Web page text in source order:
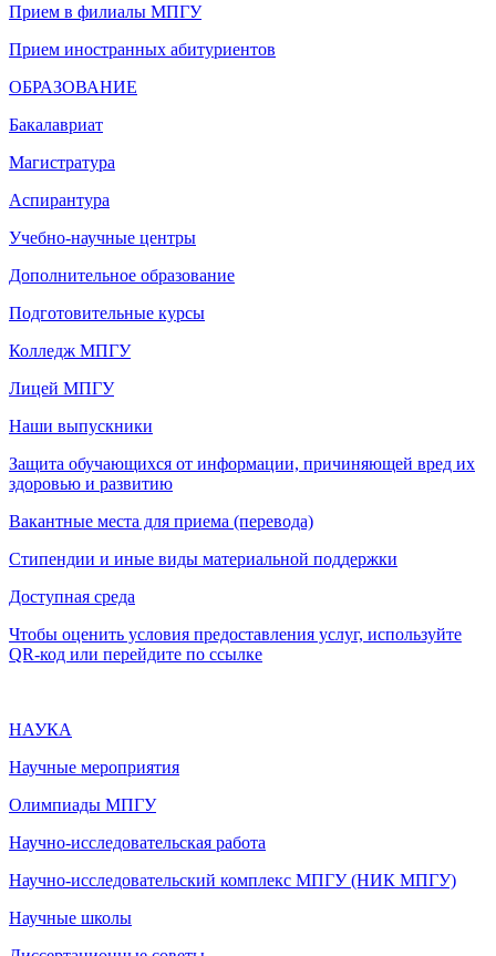
Прием в филиалы МПГУ
Прием иностранных абитуриентов
ОБРАЗОВАНИЕ
Бакалавриат
Магистратура
Аспирантура
Учебно-научные центры
Дополнительное образование
Подготовительные курсы
Колледж МПГУ
Лицей МПГУ
Наши выпускники
Защита обучающихся от информации, причиняющей вред их
здоровью и развитию
Вакантные места для приема (перевода)
Стипендии и иные виды материальной поддержки
Доступная среда
Чтобы оценить условия предоставления услуг, используйте
QR-код или перейдите по ссылке
НАУКА
Научные мероприятия
Олимпиады МПГУ
Научно-исследовательская работа
Научно-исследовательский комплекс МПГУ (НИК МПГУ)
Научные школы